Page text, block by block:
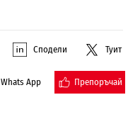
Сподели Туит
Whats App Препоръчай